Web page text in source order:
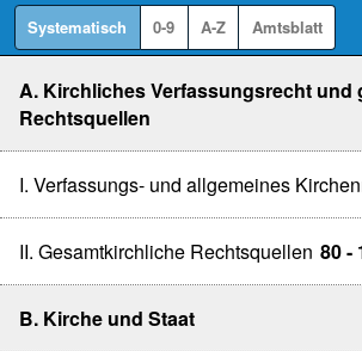
Systematisch 0-9 A-Z Amtsblatt
A. Kirchliches Verfassungsrecht und
Rechtsquellen
I. Verfassungs- und allgemeines
II. Gesamtkirchliche Rechtsquellen 80 -
B. Kirche und Staat